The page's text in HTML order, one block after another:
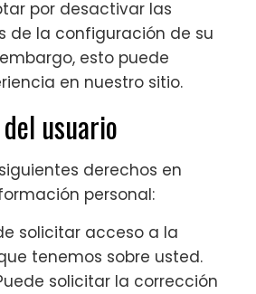
por desactivar las
de la configuración de su
esto puede
en nuestro sitio.
usuario
derechos en
personal:
solicitar acceso a la
tenemos sobre usted.
solicitar la corrección